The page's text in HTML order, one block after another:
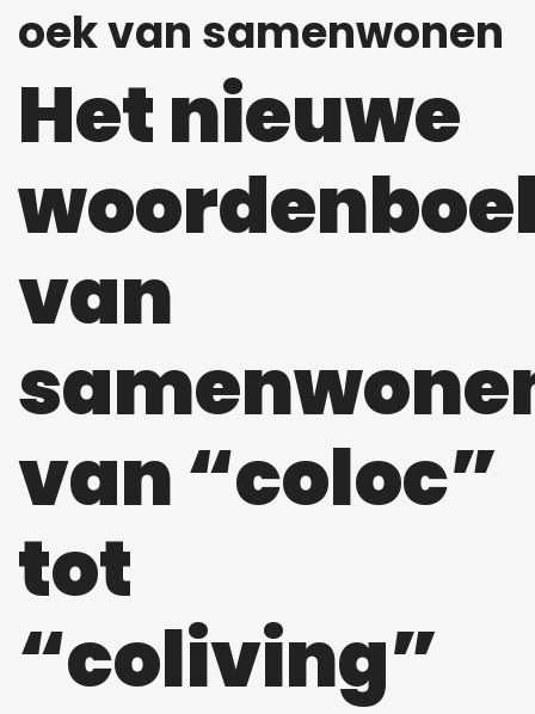
oek van samenwonen
Het nieuwe
van
van “coloc”
tot
“coliving”